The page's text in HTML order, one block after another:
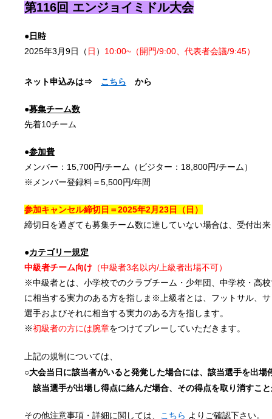
第116回 エンジョイミドル大会
●日時
2025年3月9日（ 日 ） 10:00~（開門/9:00、代表者会議/9:45）
ネット申込みは⇒ こちら から
●募集チーム数
先着10チーム
●参加費
メンバー：15,700円/チーム（ビジター：18,800円/チーム）
※メンバー登録料＝5,500円/年間
参加キャンセル締切日＝2025年2月23日（日）
締切日を過ぎても募集チーム数に達していない場合は、受付出
●カテゴリー規定
中級者チーム向け （中級者3名以内/上級者出場不可）
※中級者とは、小学校でのクラブチーム・少年団、中学校・高
に相当する実力のある方を指しま※上級者とは、フットサル、
選手およびそれに相当する実力のある方を指します。
※初級者の方には腕章をつけてプレーしていただきます。
上記の規制については、
○大会当日に該当者がいると発覚した場合には、該当選手を出場
該当選手が出場し得点に絡んだ場合、その得点を取り消すこ
その他注意事項・詳細に関しては、 こちら よりご確認下さい。